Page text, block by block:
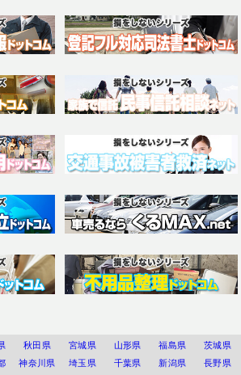
秋田県 宮城県 山形県 福島県
茨城県
神奈川県 埼玉県 千葉県 新潟県
長野県